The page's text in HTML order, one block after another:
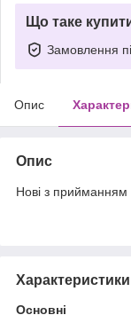
Що таке
Замовлення
Опис
Опис
Нові з прийманням
Характеристики
Основні